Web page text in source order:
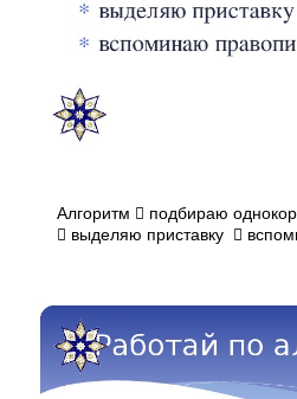
Алгоритм  подбираю
 выделяю приставку 